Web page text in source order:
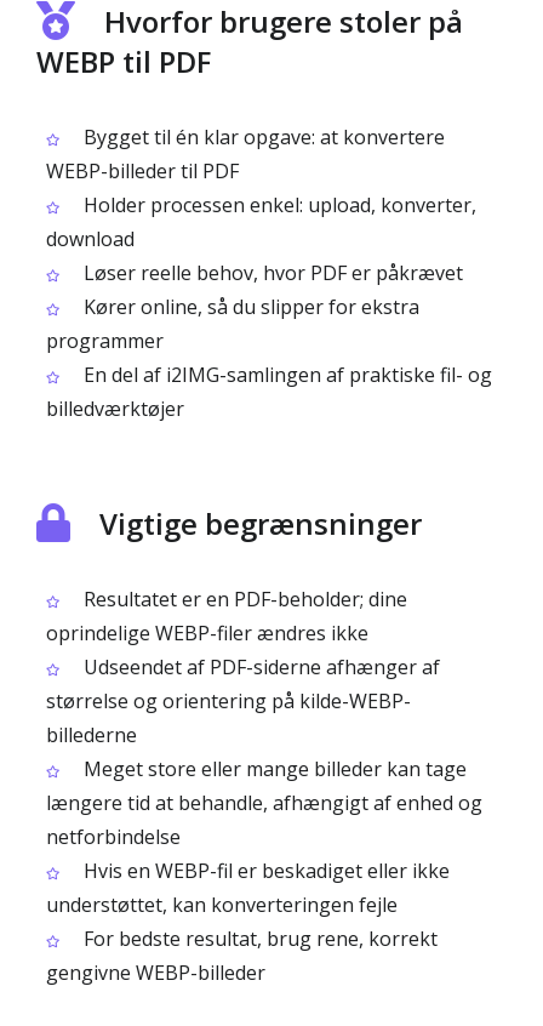
Hvorfor brugere stoler på
WEBP til PDF
Bygget til én klar opgave: at konvertere
WEBP-billeder til PDF
Holder processen enkel: upload, konverter,
download
Løser reelle behov, hvor PDF er påkrævet
Kører online, så du slipper for ekstra
programmer
En del af i2IMG-samlingen af praktiske fil- og
billedværktøjer
Vigtige begrænsninger
Resultatet er en PDF-beholder; dine
oprindelige WEBP-filer ændres ikke
Udseendet af PDF-siderne afhænger af
størrelse og orientering på kilde-WEBP-
billederne
Meget store eller mange billeder kan tage
længere tid at behandle, afhængigt af enhed og
netforbindelse
Hvis en WEBP-fil er beskadiget eller ikke
understøttet, kan konverteringen fejle
For bedste resultat, brug rene, korrekt
gengivne WEBP-billeder